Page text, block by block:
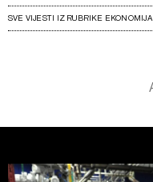
SVE VIJESTI IZ RUBRIKE EKONOMIJA